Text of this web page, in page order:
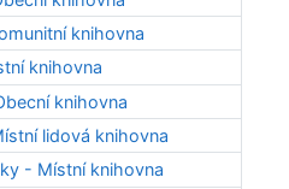
knihovna
knihovna
knihovna
lidová knihovna
- Místní knihovna